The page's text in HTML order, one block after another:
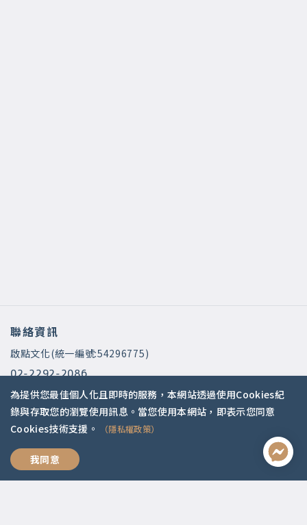
聯絡資訊
啟點文化(統一編號:54296775)
02-2292-2086
service@koob.com.tw
服務時間
週一至週五 10:00-18:00
國定假日公休
為提供您最佳個人化且即時的服務，本網站透過使用Cookies紀
錄與存取您的瀏覽使用訊息。當您使用本網站，即表示您同意
Cookies技術支援。
（隱私權政策）
我同意